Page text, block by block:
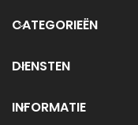
CATEGORIEËN
DIENSTEN
INFORMATIE